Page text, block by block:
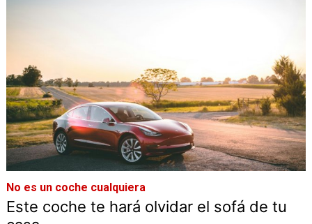
No es un coche cualquiera
Este coche te hará olvidar el sofá de tu